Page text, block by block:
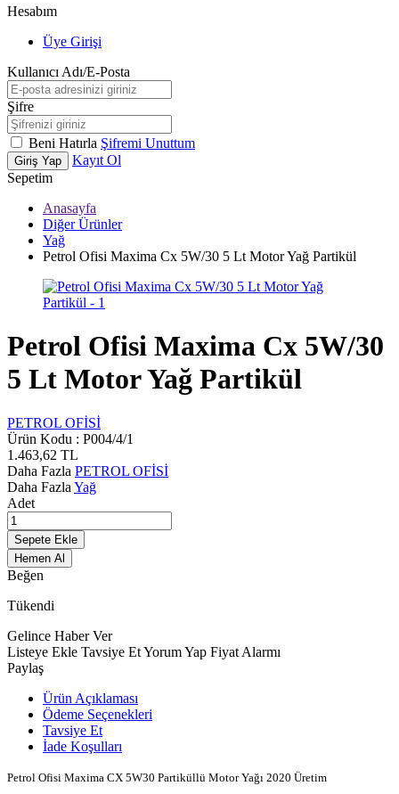
Hesabım
Üye Girişi
Kullanıcı Adı/E-Posta
Şifre
Beni Hatırla Şifremi Unuttum
Giriş Yap
Kayıt Ol
Sepetim
Anasayfa
Diğer Ürünler
Yağ
Petrol Ofisi Maxima Cx 5W/30 5 Lt Motor Yağ Partikül
Petrol Ofisi Maxima Cx 5W/30
5 Lt Motor Yağ Partikül
PETROL OFİSİ
Ürün Kodu : P004/4/1
1.463,62 TL
Daha Fazla PETROL OFİSİ
Daha Fazla Yağ
Adet
Sepete Ekle
Hemen Al
Beğen
Tükendi
Gelince Haber Ver
Listeye Ekle Tavsiye EtYorum Yap Fiyat Alarmı
Paylaş
Ürün Açıklaması
Ödeme Seçenekleri
Tavsiye Et
İade Koşulları
Petrol Ofisi Maxima CX 5W30 Partiküllü Motor Yağı 2020 Üretim